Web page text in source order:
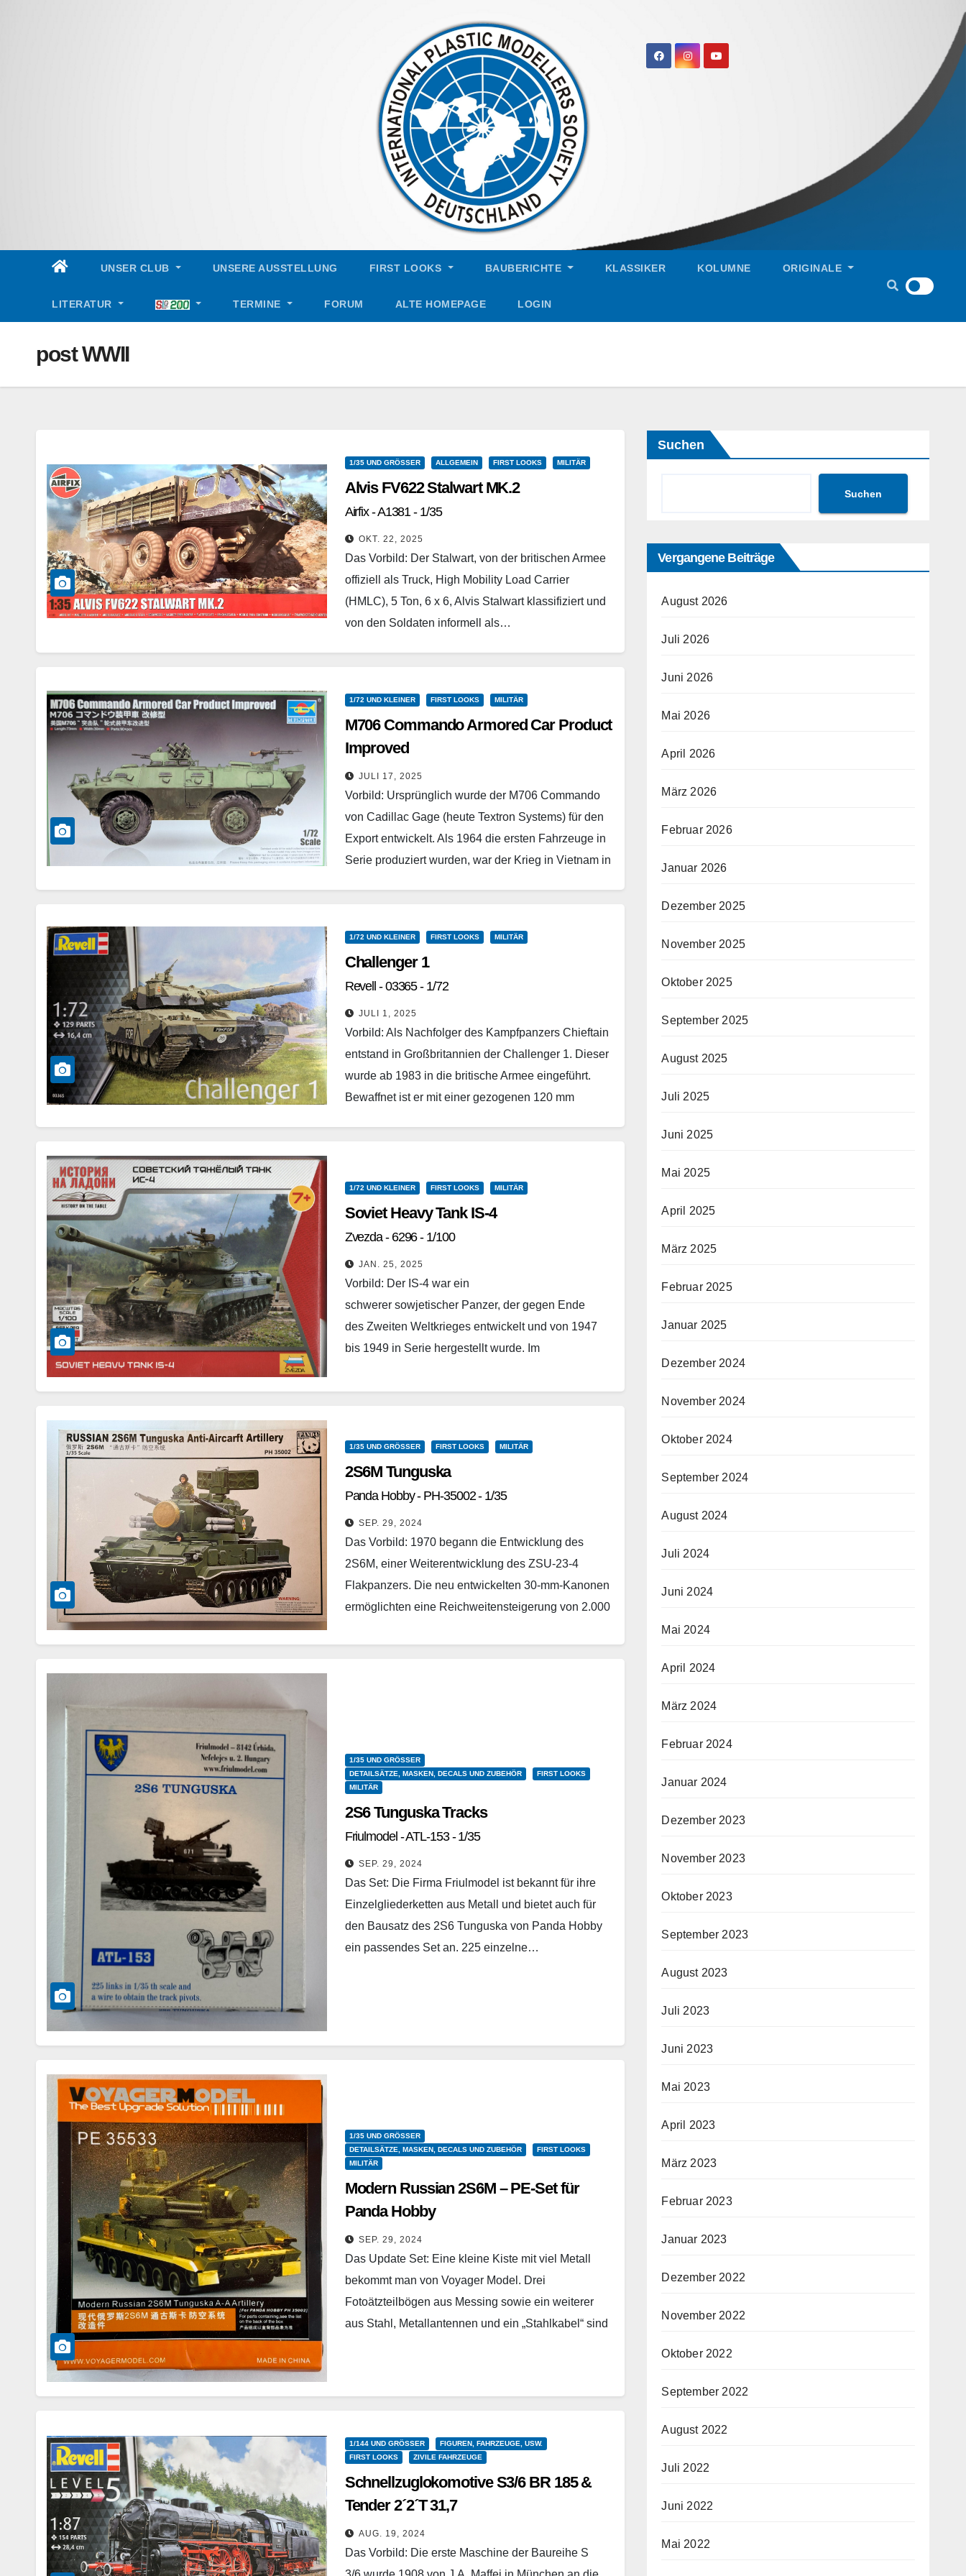
UNSER CLUB UNSERE AUSSTELLUNG FIRST LOOKS BAUBERICHTE KLASSIKER KOLUMNE ORIGINALE
LITERATUR TERMINE FORUM ALTE HOMEPAGE LOGIN
post WWII
1/35 UND GRÖSSER ALLGEMEIN FIRST LOOKS MILITÄR
Alvis FV622 Stalwart MK.2
Airfix - A1381 - 1/35
OKT. 22, 2025
Das Vorbild: Der Stalwart, von der britischen Armee
offiziell als Truck, High Mobility Load Carrier
(HMLC), 5 Ton, 6 x 6, Alvis Stalwart klassifiziert und
von den Soldaten informell als…
Weiterlesen
1/72 UND KLEINER FIRST LOOKS MILITÄR
M706 Commando Armored Car Product
Improved
Trumpeter – 07440 - 1/72
JULI 17, 2025
Vorbild: Ursprünglich wurde der M706 Commando
von Cadillac Gage (heute Textron Systems) für den
Export entwickelt. Als 1964 die ersten Fahrzeuge in
Serie produziert wurden, war der Krieg in Vietnam in
1/72 UND KLEINER FIRST LOOKS MILITÄR
Challenger 1
Revell - 03365 - 1/72
JULI 1, 2025
Vorbild: Als Nachfolger des Kampfpanzers Chieftain
entstand in Großbritannien der Challenger 1. Dieser
wurde ab 1983 in die britische Armee eingeführt.
Bewaffnet ist er mit einer gezogenen 120 mm
1/72 UND KLEINER FIRST LOOKS MILITÄR
Soviet Heavy Tank IS-4
Zvezda - 6296 - 1/100
JAN. 25, 2025
Vorbild: Der IS-4 war ein
schwerer sowjetischer Panzer, der gegen Ende
des Zweiten Weltkrieges entwickelt und von 1947
bis 1949 in Serie hergestellt wurde. Im
auch unter der Bezeichnung JS-4 bekannt. Der…
1/35 UND GRÖSSER FIRST LOOKS MILITÄR
2S6M Tunguska
Panda Hobby - PH-35002 - 1/35
SEP. 29, 2024
Das Vorbild: 1970 begann die Entwicklung des
2S6M, einer Weiterentwicklung des ZSU-23-4
Flakpanzers. Die neu entwickelten 30-mm-Kanonen
ermöglichten eine Reichweitensteigerung von 2.000
1/35 UND GRÖSSER
DETAILSÄTZE, MASKEN, DECALS UND ZUBEHÖR
FIRST LOOKS
MILITÄR
2S6 Tunguska Tracks
Friulmodel - ATL-153 - 1/35
SEP. 29, 2024
Das Set: Die Firma Friulmodel ist bekannt für ihre
Einzelgliederketten aus Metall und bietet auch für
den Bausatz des 2S6 Tunguska von Panda Hobby
ein passendes Set an. 225 einzelne…
1/35 UND GRÖSSER
DETAILSÄTZE, MASKEN, DECALS UND ZUBEHÖR
FIRST LOOKS
MILITÄR
Modern Russian 2S6M – PE-Set für
Panda Hobby
VoyagerModel - PE35533 - 1/35
SEP. 29, 2024
Das Update Set: Eine kleine Kiste mit viel Metall
bekommt man von Voyager Model. Drei
Fotoätzteilbögen aus Messing sowie ein weiterer
aus Stahl, Metallantennen und ein „Stahlkabel“ sind
1/144 UND GRÖSSER
FIGUREN, FAHRZEUGE, USW.
FIRST LOOKS
ZIVILE FAHRZEUGE
Schnellzuglokomotive S3/6 BR 185 &
Tender 2´2´T 31,7
Revell – 02168 – 1/87
AUG. 19, 2024
Das Vorbild: Die erste Maschine der Baureihe S
Suchen
Suchen
Vergangene Beiträge
August 2026
Juli 2026
Juni 2026
Mai 2026
April 2026
März 2026
Februar 2026
Januar 2026
Dezember 2025
November 2025
Oktober 2025
September 2025
August 2025
Juli 2025
Juni 2025
Mai 2025
April 2025
März 2025
Februar 2025
Januar 2025
Dezember 2024
November 2024
Oktober 2024
September 2024
August 2024
Juli 2024
Juni 2024
Mai 2024
April 2024
März 2024
Februar 2024
Januar 2024
Dezember 2023
November 2023
Oktober 2023
September 2023
August 2023
Juli 2023
Juni 2023
Mai 2023
April 2023
März 2023
Februar 2023
Januar 2023
Dezember 2022
November 2022
Oktober 2022
September 2022
August 2022
Juli 2022
Juni 2022
Mai 2022